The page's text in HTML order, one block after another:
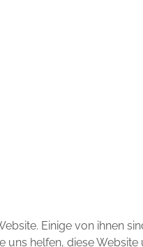
Einige von ihnen
uns helfen, diese Website